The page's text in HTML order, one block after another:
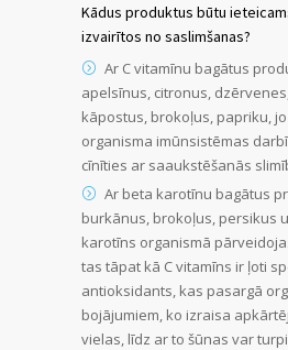
Kādus produktus būtu
izvairītos no saslimšanas?
Ar C vitamīnu bagātus
apelsīnus, citronus,
kāpostus, brokoļus, papriku,
organisma imūnsistēmas
cīnīties ar saaukstēšanās
Ar beta karotīnu bagātus
burkānus, brokoļus, persikus
karotīns organismā
tas tāpat kā C vitamīns ir ļoti
antioksidants, kas pasargā
bojājumiem, ko izraisa
vielas, līdz ar to šūnas var